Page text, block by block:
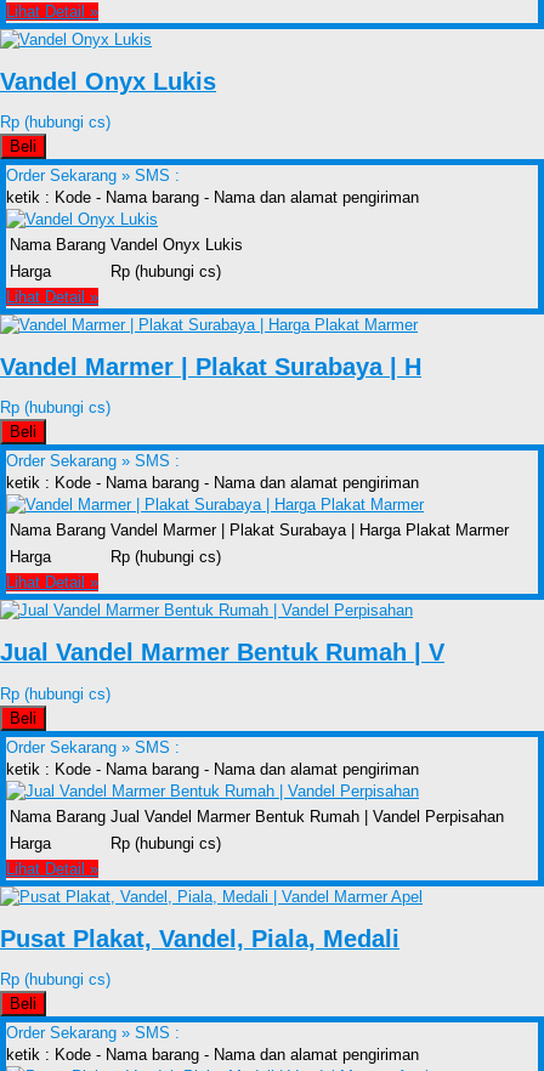
Lihat Detail »
Vandel Onyx Lukis
Rp (hubungi cs)
Beli
Order Sekarang » SMS :
ketik : Kode - Nama barang - Nama dan alamat pengiriman
Nama Barang Vandel Onyx Lukis
Harga
Rp (hubungi cs)
Lihat Detail »
Vandel Marmer | Plakat Surabaya | H
Rp (hubungi cs)
Beli
Order Sekarang » SMS :
ketik : Kode - Nama barang - Nama dan alamat pengiriman
Nama Barang Vandel Marmer | Plakat Surabaya | Harga Plakat Marmer
Harga
Rp (hubungi cs)
Lihat Detail »
Jual Vandel Marmer Bentuk Rumah | V
Rp (hubungi cs)
Beli
Order Sekarang » SMS :
ketik : Kode - Nama barang - Nama dan alamat pengiriman
Nama Barang Jual Vandel Marmer Bentuk Rumah | Vandel Perpisahan
Harga
Rp (hubungi cs)
Lihat Detail »
Pusat Plakat, Vandel, Piala, Medali
Rp (hubungi cs)
Beli
Order Sekarang » SMS :
ketik : Kode - Nama barang - Nama dan alamat pengiriman